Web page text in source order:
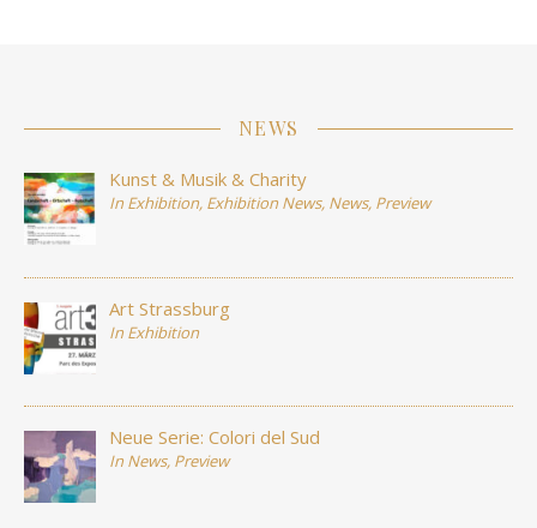
NEWS
Kunst & Musik & Charity
In Exhibition, Exhibition News, News, Preview
Art Strassburg
In Exhibition
Neue Serie: Colori del Sud
In News, Preview